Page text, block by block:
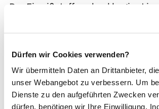
Dürfen wir Cookies verwenden?
Wir übermitteln Daten an Drittanbieter,
unser Webangebot zu verbessern. Um
Dienste zu den aufgeführten Zwecken
dürfen, benötigen wir Ihre Einwilligung.
Der Eiweißstoffwechsel beginnt im
Bruchstücke spaltet: diePeptide.
zerlegen sie im Dünndarm in die
gelangen über die
Blut und von dort aus direkt in die
der Körper zu neuen Eiweißen